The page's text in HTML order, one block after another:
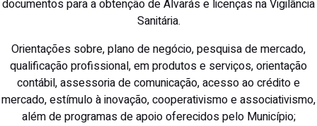
documentos para a obtenção de Alvarás e licenças na Vigilância
Sanitária.
Orientações sobre, plano de negócio, pesquisa de mercado,
qualificação profissional, em produtos e serviços, orientação
contábil, assessoria de comunicação, acesso ao crédito e
mercado, estímulo à inovação, cooperativismo e associativismo,
além de programas de apoio oferecidos pelo Município;